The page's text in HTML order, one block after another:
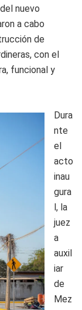
nuevo
a cabo
de
con el
funcional y
Dura
nte
el
acto
inau
gura
l, la
juez
a
auxil
iar
de
Mez